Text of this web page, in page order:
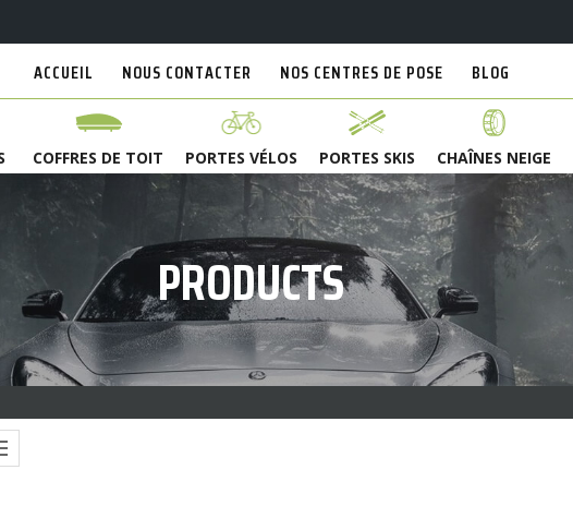
ACCUEIL NOUS CONTACTER NOS CENTRES DE POSE BLOG
COFFRES DE TOIT PORTES VÉLOS PORTES SKIS CHAÎNES NEIGE
PRODUCTS